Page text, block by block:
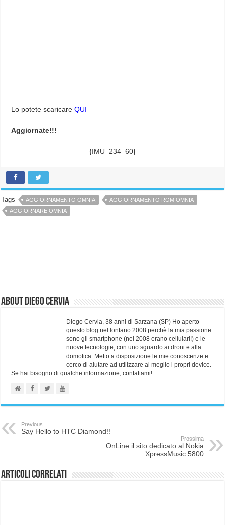
Lo potete scaricareQUI
Aggiornate!!!
{IMU_234_60}
Tags AGGIORNAMENTO OMNIA
AGGIORNAMENTO ROM OMNIA
AGGIORNARE OMNIA
About Diego Cervia
Diego Cervia, 38 anni di Sarzana (SP) Ho aperto
questo blog nel lontano 2008 perchè la mia passione
sono gli smartphone (nel 2008 erano cellulari!) e le
nuove tecnologie, con uno sguardo ai droni e alla
domotica. Metto a disposizione le mie conoscenze e
cerco di aiutare ad utilizzare al meglio i propri device.
Se hai bisogno di qualche informazione, contattami!
Previous
Say Hello to HTC Diamond!!
Prossima
OnLine il sito dedicato al Nokia
XpressMusic 5800
Articoli correlati